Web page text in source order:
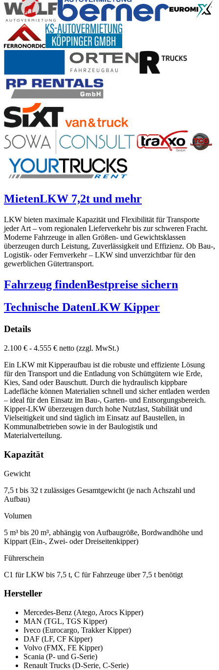
MietenLKW 7,2t und mehr
LKW bieten maximale Kapazität und Flexibilität für Transporte
jeder Art – vom regionalen Lieferverkehr bis zur schweren Fracht.
Moderne Fahrzeuge in allen Größen- und Gewichtsklassen
überzeugen durch Leistung, Zuverlässigkeit und Effizienz. Ob Bau-,
Logistik- oder Fernverkehr – LKW sind unverzichtbar für den
gewerblichen Gütertransport.
Fahrzeug findenBestpreise sichern
Technische DatenLKW Kipper
Details
2.100 € - 4.555 € netto (zzgl. MwSt.)
Ein LKW mit Kipperaufbau ist die robuste und effiziente Lösung
für den Transport und die Entladung von Schüttgütern wie Erde,
Kies, Sand oder Bauschutt. Durch die hydraulisch kippbare
Ladefläche können Materialien schnell und sicher entladen werden
– ideal für den Einsatz im Bau-, Garten- und Entsorgungsbereich.
Kipper-LKW überzeugen durch hohe Nutzlast, Stabilität und
Vielseitigkeit und sind täglich im Einsatz auf Baustellen, in
Kommunalbetrieben sowie in der Baulogistik und
Materialverteilung.
Kapazität
Gewicht
7,5 t bis 32 t zulässiges Gesamtgewicht (je nach Achszahl und
Aufbau)
Volumen
5 m³ bis 20 m³, abhängig von Aufbaugröße, Bordwandhöhe und
Kippart (Ein-, Zwei- oder Dreiseitenkipper)
Führerschein
C1 für LKW bis 7,5 t, C für Fahrzeuge über 7,5 t benötigt
Hersteller
Mercedes-Benz (Atego, Arocs Kipper)
MAN (TGL, TGS Kipper)
Iveco (Eurocargo, Trakker Kipper)
DAF (LF, CF Kipper)
Volvo (FMX, FE Kipper)
Scania (P- und G-Serie)
Renault Trucks (D-Serie, C-Serie)